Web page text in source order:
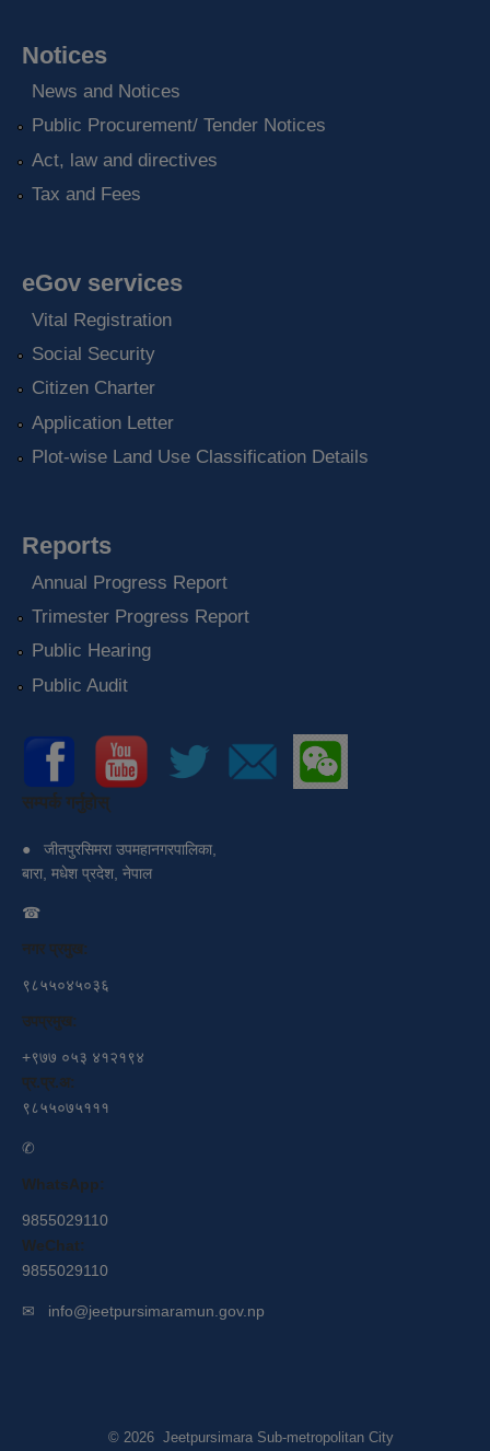
Notices
News and Notices
Public Procurement/ Tender Notices
Act, law and directives
Tax and Fees
eGov services
Vital Registration
Social Security
Citizen Charter
Application Letter
Plot-wise Land Use Classification Details
Reports
Annual Progress Report
Trimester Progress Report
Public Hearing
Public Audit
सम्पर्क गर्नुहोस्
●
जीतपुरसिमरा उपमहानगरपालिका,
बारा, मधेश प्रदेश, नेपाल
☎
नगर प्रमुख:
९८५५०४५०३६
उपप्रमुख:
+९७७ ०५३ ४१२१९४
प्र.प्र.अ:
९८५५०७५१११
✆
WhatsApp:
9855029110
WeChat:
9855029110
✉ info@jeetpursimaramun.gov.np
© 2026 Jeetpursimara Sub-metropolitan City